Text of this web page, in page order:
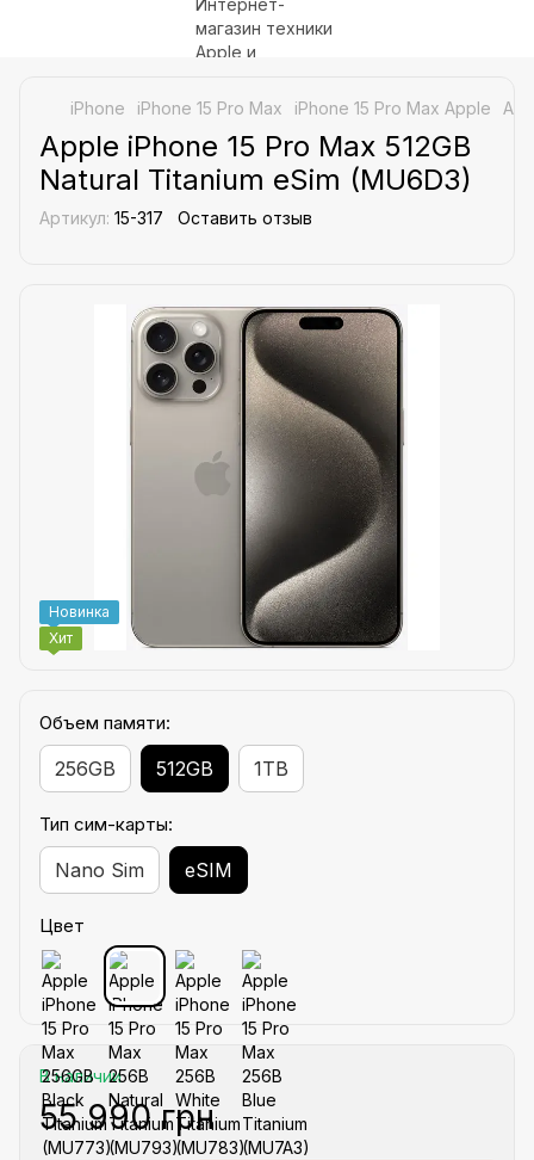
iPhone iPhone 15 Pro Max iPhone 15 Pro Max Apple
Apple iPhone 15 Pro Max 512GB
Natural Titanium eSim (MU6D3)
Артикул: 15-317 Оставить отзыв
Новинка
Хит
Объем памяти:
256GB 512GB 1TB
Тип сим-карты:
Nano Sim eSIM
Цвет
В наличии
55 990 грн